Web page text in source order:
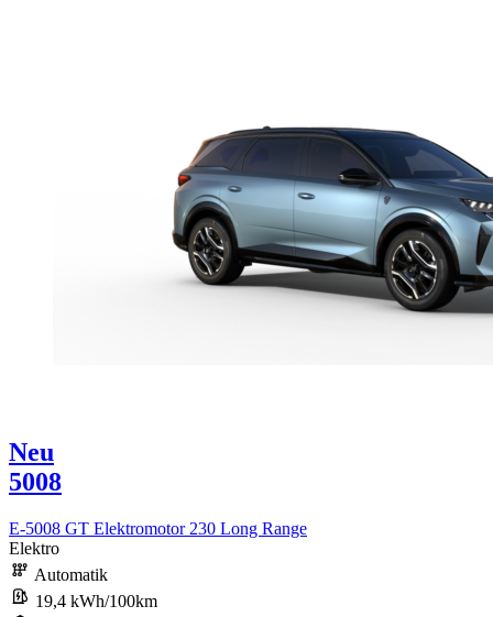
Neu
5008
E-5008 GT Elektromotor 230 Long Range
Elektro
Automatik
19,4 kWh/100km